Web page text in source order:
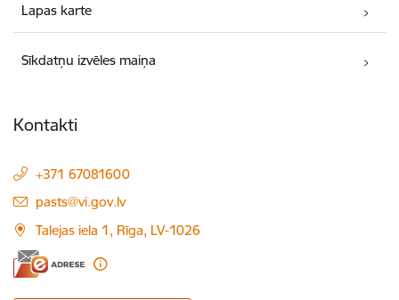
Lapas karte
Sīkdatņu izvēles maiņa
Kontakti
+371 67081600
E-pasts:
pasts@vi.gov.lv
Talejas iela 1, Rīga, LV-1026